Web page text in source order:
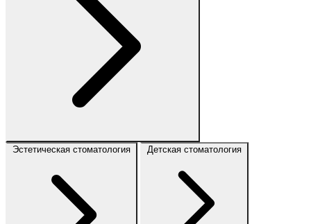
Эстетическая стоматология Детская стоматология